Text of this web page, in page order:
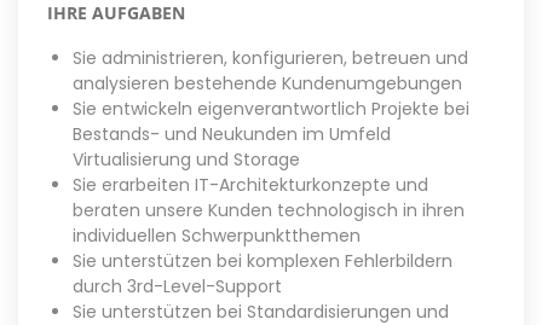
IHRE AUFGABEN
Sie administrieren, konfigurieren, betreuen und
analysieren bestehende Kundenumgebungen
Sie entwickeln eigenverantwortlich Projekte bei
Bestands- und Neukunden im Umfeld
Virtualisierung und Storage
Sie erarbeiten IT-Architekturkonzepte und
beraten unsere Kunden technologisch in ihren
individuellen Schwerpunktthemen
Sie unterstützen bei komplexen Fehlerbildern
durch 3rd-Level-Support
Sie unterstützen bei Standardisierungen und